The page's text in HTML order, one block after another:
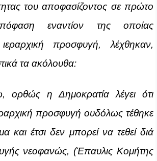
του αποφασίζοντος σε πρώτο
εναντίον της οποίας
προσφυγή, λέχθηκαν,
τα ακόλουθα:
ορθώς η Δημοκρατία λέγει ότι
προσφυγή ουδόλως τέθηκε
και έτσι δεν μπορεί να τεθεί διά
νεοφανώς, (Έπαυλις Κομήτης